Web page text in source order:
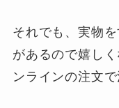
それでも、実物
があるので嬉し
ンラインの注文